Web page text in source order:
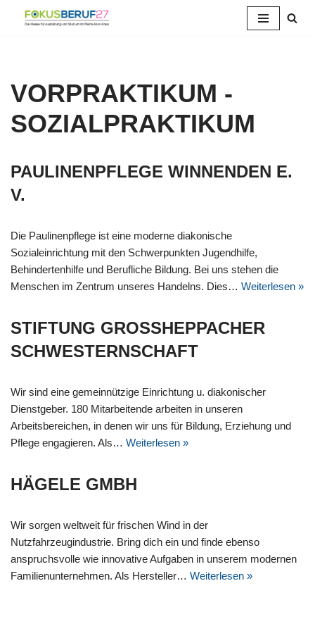
VORPRAKTIKUM -
SOZIALPRAKTIKUM
PAULINENPFLEGE WINNENDEN E.
V.
Die Paulinenpflege ist eine moderne diakonische
Sozialeinrichtung mit den Schwerpunkten Jugendhilfe,
Behindertenhilfe und Berufliche Bildung. Bei uns stehen die
Menschen im Zentrum unseres Handelns. Dies… Weiterlesen »
STIFTUNG GROSSHEPPACHER S
CHWESTERNSCHAFT
Wir sind eine gemeinnützige Einrichtung u. diakonischer
Dienstgeber. 180 Mitarbeitende arbeiten in unseren
Arbeitsbereichen, in denen wir uns für Bildung, Erziehung und
Pflege engagieren. Als… Weiterlesen »
HÄGELE GMBH
Wir sorgen weltweit für frischen Wind in der
Nutzfahrzeugindustrie. Bring dich ein und finde ebenso
anspruchsvolle wie innovative Aufgaben in unserem modernen
Familienunternehmen. Als Hersteller… Weiterlesen »